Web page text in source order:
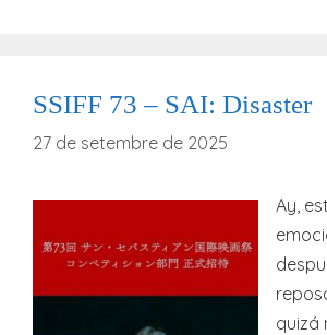
SSIFF 73 – SAI: Disaster
27 de setembre de 2025
Ay,
quizá